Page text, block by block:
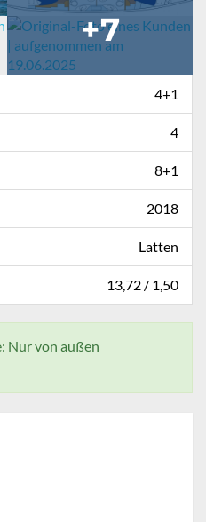
+7
4+1
4
8+1
2018
Latten
13,72 / 1,50
Nur von außen